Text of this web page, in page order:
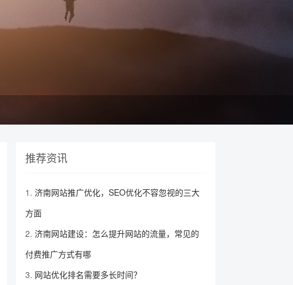
推荐资讯
济南网站推广优化，SEO优化不容忽视的三大
方面
济南网站建设：怎么提升网站的流量，常见的
付费推广方式有哪
网站优化排名需要多长时间？